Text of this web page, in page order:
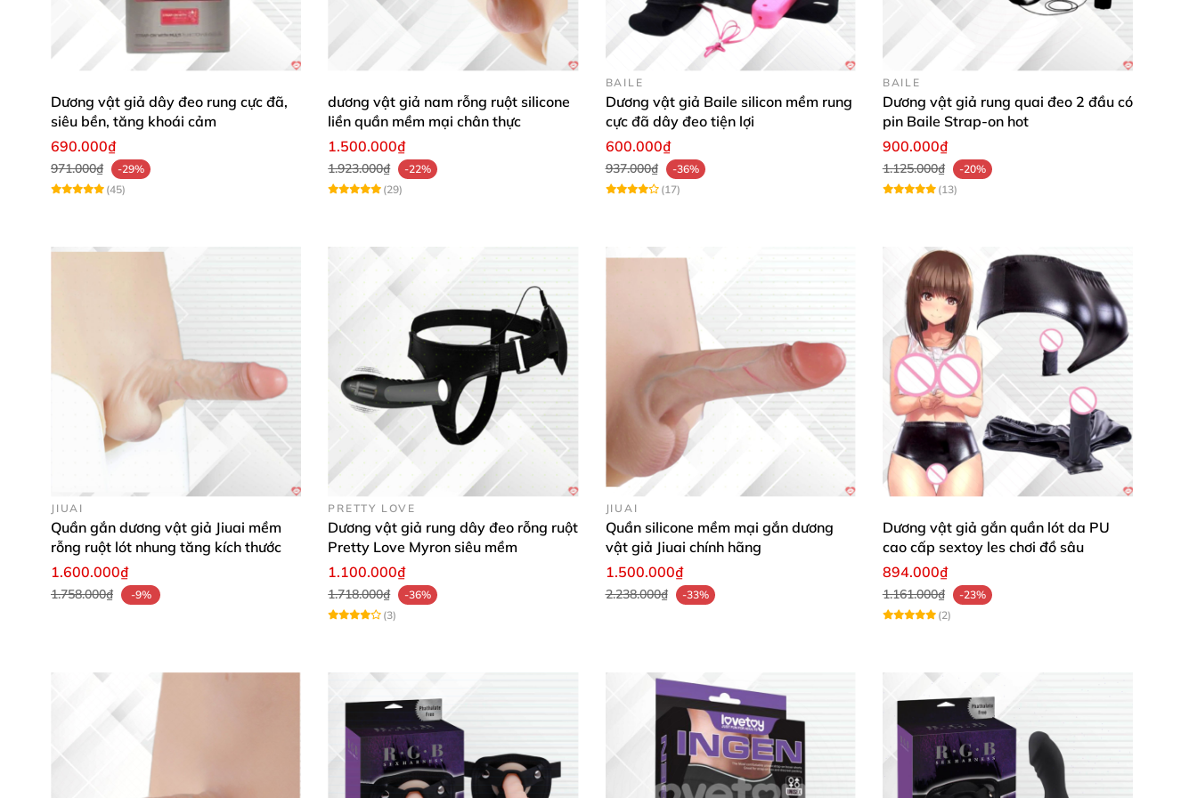
với độ chân thật nhất đến từng chi tiết nhỏ , khi bạn chạm tay vào cảm giác như đang cầm lấy một dương vật cương cứng
của người
thật.
Dương vật giả dây đeo rung cực đã,
siêu bền, tăng khoái cảm
690.000₫
971.000₫
-29%
(45)
dương vật giả nam rỗng ruột silicone
liền quần mềm mại chân thực
1.500.000₫
1.923.000₫
-22%
(29)
BAILE
Dương vật giả Baile silicon mềm rung
cực đã dây đeo tiện lợi
600.000₫
937.000₫
-36%
(17)
BAILE
Dương vật giả rung quai đeo 2 đầu có
pin Baile Strap-on hot
900.000₫
1.125.000₫
-20%
(13)
JIUAI
Quần gắn dương vật giả Jiuai mềm
rỗng ruột lót nhung tăng kích thước
1.600.000₫
1.758.000₫ -9%
PRETTY LOVE
Dương vật giả rung dây đeo rỗng ruột
Pretty Love Myron siêu mềm
1.100.000₫
1.718.000₫
-36%
(3)
JIUAI
Quần silicone mềm mại gắn dương
vật giả Jiuai chính hãng
1.500.000₫
2.238.000₫ -33%
Dương vật giả gắn quần lót da PU
cao cấp sextoy les chơi đồ sâu
894.000₫
1.161.000₫
-23%
(2)